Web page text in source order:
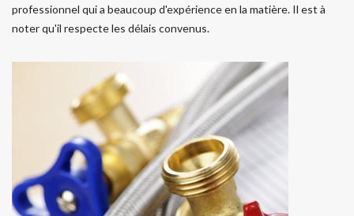
professionnel qui a beaucoup d'expérience en la matière. Il est à
noter qu'il respecte les délais convenus.